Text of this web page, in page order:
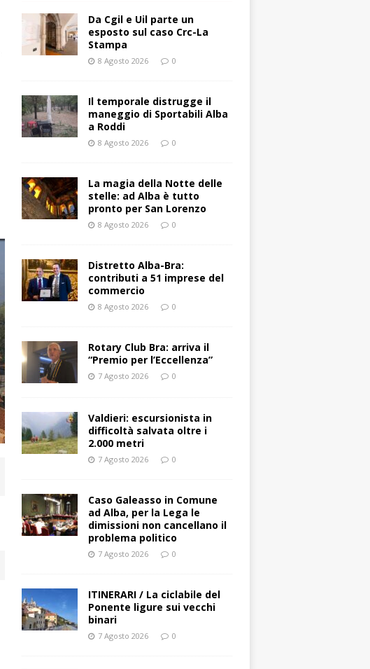
Da Cgil e Uil parte un
esposto sul caso Crc-La
Stampa
8 Agosto 2026 0
Il temporale distrugge il
maneggio di Sportabili Alba
a Roddi
8 Agosto 2026 0
La magia della Notte delle
stelle: ad Alba è tutto
pronto per San Lorenzo
8 Agosto 2026 0
Distretto Alba-Bra:
contributi a 51 imprese del
commercio
8 Agosto 2026 0
Rotary Club Bra: arriva il
“Premio per l’Eccellenza”
7 Agosto 2026 0
Valdieri: escursionista in
difficoltà salvata oltre i
2.000 metri
7 Agosto 2026 0
Caso Galeasso in Comune
ad Alba, per la Lega le
dimissioni non cancellano il
problema politico
7 Agosto 2026 0
ITINERARI / La ciclabile del
Ponente ligure sui vecchi
binari
7 Agosto 2026 0